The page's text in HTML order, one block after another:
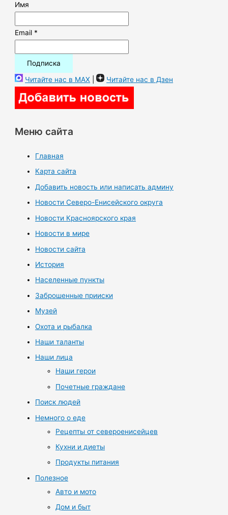
Имя
Email *
Читайте нас в MAX | Читайте нас в Дзен
Меню сайта
Главная
Карта сайта
Добавить новость или написать админу
Новости Северо-Енисейского округа
Новости Красноярского края
Новости в мире
Новости сайта
История
Населенные пункты
Заброшенные прииски
Музей
Охота и рыбалка
Наши таланты
Наши лица
Наши герои
Почетные граждане
Поиск людей
Немного о еде
Рецепты от североенисейцев
Кухни и диеты
Продукты питания
Полезное
Авто и мото
Дом и быт